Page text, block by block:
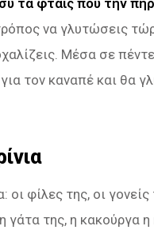
να γλυτώσεις
Μέσα σε
για τον καναπέ και θα
οι φίλες της, οι γονείς
γάτα της, η κακούργα η